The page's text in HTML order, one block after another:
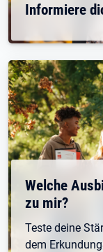
Informiere
Welche
zu mir?
Teste deine
dem